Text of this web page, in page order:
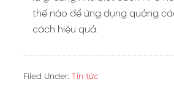
thế nào để ứng dụng quảng
cách hiệu quả.
Filed Under: Tin tức